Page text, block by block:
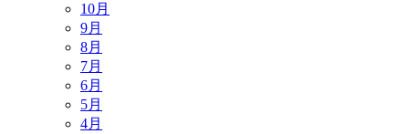
10月
9月
8月
7月
6月
5月
4月